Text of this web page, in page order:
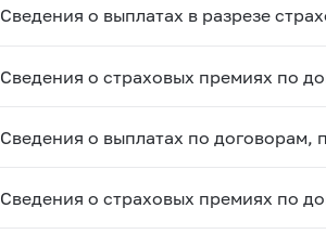
Сведения о выплатах в разрезе
Сведения о страховых премиях по
Сведения о выплатах по договорам,
Сведения о страховых премиях по